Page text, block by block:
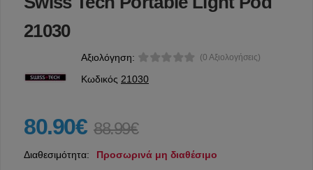
21030
Αξιολόγηση: (0 Αξιολογήσεις)
Κωδικός 21030
80.90€ 88.99€
Διαθεσιμότητα: Προσωρινά μη διαθέσιμο